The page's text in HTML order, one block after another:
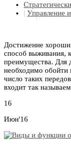
| Управление
Достижение
способ выживания,
преимущества. Для
необходимо обойти
число таких
входит так
16
Июн'16